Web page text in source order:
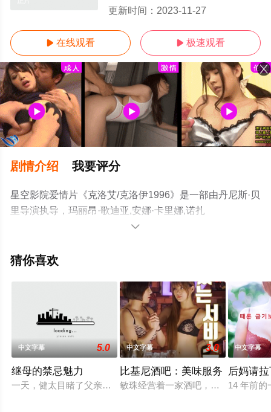
更新时间： 2023-11-27
 在线观看  极速观看
剧情介绍 我要评分
星空影院爱情片《克洛艾/克洛伊1996》是一部由丹尼斯·贝
里导演执导，玛丽昂·歌迪亚,安娜·卡里娜,诺扎
&amp;#8226;夸德拉,阿拉什&amp;#8226;曼苏尔等演员精
大全就上星空影视，更多相关信息可移步至豆瓣电影、电

猜你喜欢
中文字幕 5.0
继母的禁忌魅力
一天，健太目睹了父亲与继母由美子发生性关系。一直暗恋由
中文字幕 3.0
比基尼酒吧：美味服务
敏珠经营着一家酒吧，但生意太差，
中文字幕
后妈请
14 年前的